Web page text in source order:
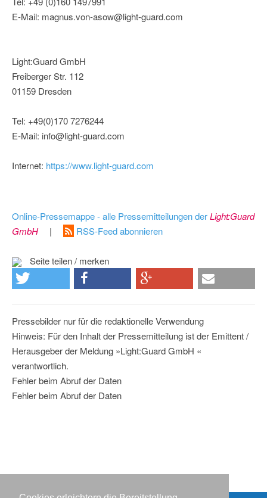
E-Mail: magnus.von-asow@light-guard.com
Light:Guard GmbH
Freiberger Str. 112
01159 Dresden
Tel: +49(0)170 7276244
E-Mail: info@light-guard.com
Internet: https://www.light-guard.com
Online-Pressemappe - alle Pressemitteilungen derLight:Guard
GmbH
| RSS-Feed abonnieren
Seite teilen / merken
Pressebilder nur für die redaktionelle Verwendung
Hinweis: Für den Inhalt der Pressemitteilung ist der Emittent /
Herausgeber der Meldung »Light:Guard GmbH «
verantwortlich.
Fehler beim Abruf der Daten
Fehler beim Abruf der Daten